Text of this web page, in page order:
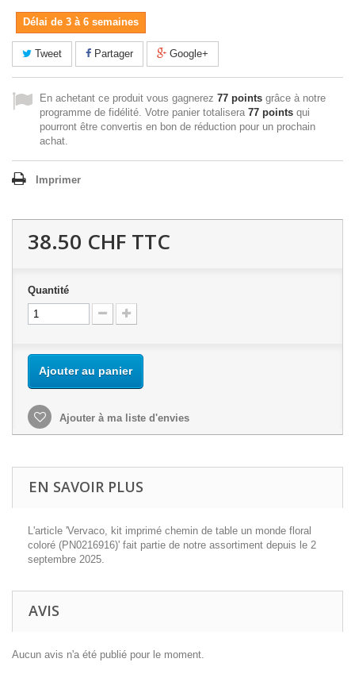
Délai de 3 à 6 semaines
Tweet Partager Google+
En achetant ce produit vous gagnerez 77 points grâce à notre
programme de fidélité. Votre panier totalisera 77 points qui
pourront être convertis en bon de réduction pour un prochain
achat.
Imprimer
38.50 CHF TTC
Quantité
Ajouter au panier
Ajouter à ma liste d'envies
EN SAVOIR PLUS
L'article 'Vervaco, kit imprimé chemin de table un monde floral
coloré (PN0216916)' fait partie de notre assortiment depuis le 2
septembre 2025.
AVIS
Aucun avis n'a été publié pour le moment.